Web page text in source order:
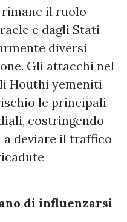
il ruolo
e dagli Stati
diversi
Gli attacchi nel
Houthi yemeniti
le principali
costringendo
a deviare il traffico
di influenzarsi